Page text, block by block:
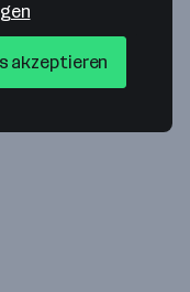
Map data ©2026 Google
akzeptieren